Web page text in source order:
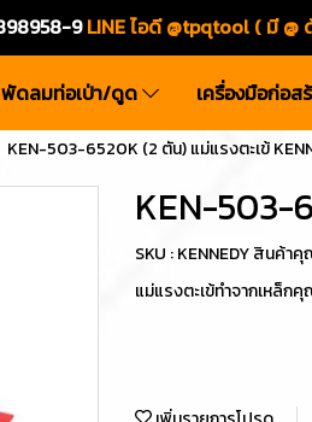
9LINE ไอดี @tpqtool ( มี @
พัดลมท่อเป่า/ดูด เครื่องมือก่อส
KEN-503-6520K (2 ตัน) แม่แรงตะเข้
KEN-503-
SKU : KENNEDY สินค้
แม่แรงตะเข้ทำจากเหล็